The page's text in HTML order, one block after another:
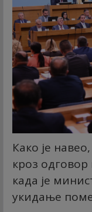
Како је
кроз
када је
укидање